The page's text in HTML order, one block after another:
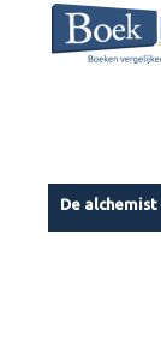
De alchemist